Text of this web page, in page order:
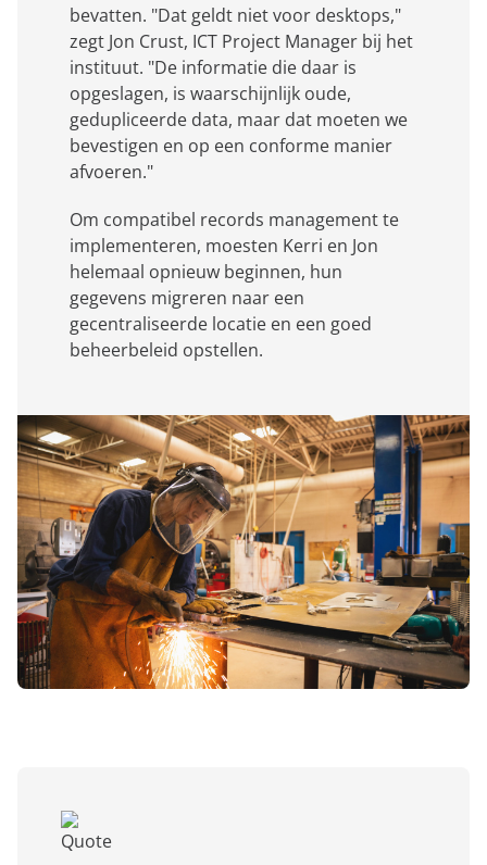
bevatten. "Dat geldt niet voor desktops,"
zegt Jon Crust, ICT Project Manager bij het
instituut. "De informatie die daar is
opgeslagen, is waarschijnlijk oude,
gedupliceerde data, maar dat moeten we
bevestigen en op een conforme manier
afvoeren."
Om compatibel records management te
implementeren, moesten Kerri en Jon
helemaal opnieuw beginnen, hun
gegevens migreren naar een
gecentraliseerde locatie en een goed
beheerbeleid opstellen.